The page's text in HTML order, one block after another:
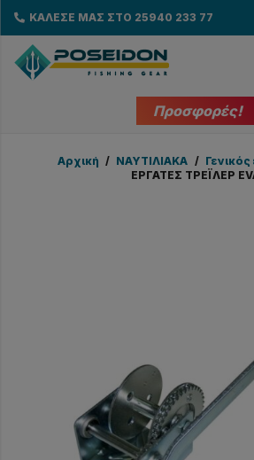
ΚΑΛΕΣΕ ΜΑΣ ΣΤΟ 25940 233 77
Προσφορές!
Αρχική / ΝΑΥΤΙΛΙΑΚΑ /
ΕΡΓΑΤΕΣ ΤΡΕΪΛΕΡ